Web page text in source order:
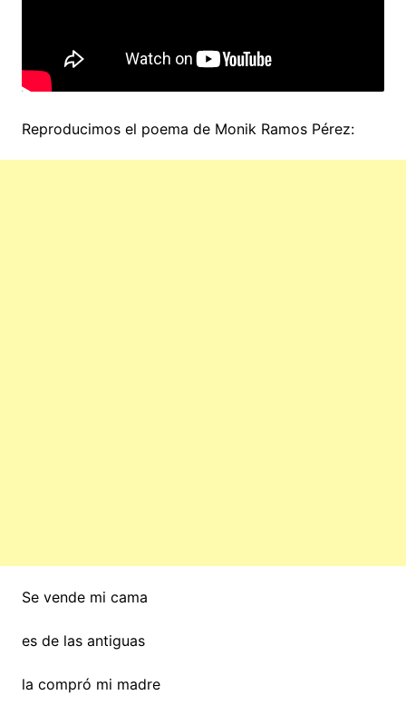
Reproducimos el poema de Monik Ramos Pérez:
Se vende mi cama
es de las antiguas
la compró mi madre